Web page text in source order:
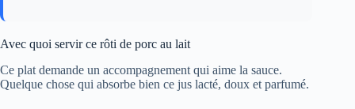
Avec quoi servir ce rôti de porc au lait
Ce plat demande un accompagnement qui aime la sauce.
Quelque chose qui absorbe bien ce jus lacté, doux et parfumé.